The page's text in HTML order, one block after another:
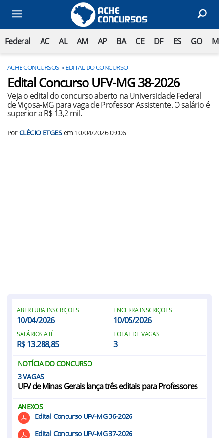
Federal AC AL AM AP BA CE DF ES GO
ACHE CONCURSOS EDITAL DO CONCURSO
Edital Concurso UFV-MG 38-2026
Veja o edital do concurso aberto na Universidade Federal
de Viçosa-MG para vaga de Professor Assistente. O salário é
superior a R$ 13,2 mil.
PorCLÉCIO ETGESem 10/04/2026 09:06
ABERTURA INSCRIÇÕES
10/04/2026
ENCERRA INSCRIÇÕES
10/05/2026
SALÁRIOS ATÉ
R$ 13.288,85
TOTAL DE VAGAS
3
NOTÍCIA DO CONCURSO
3
UFV de Minas Gerais lança três editais para Professores
ANEXOS
Edital Concurso UFV-MG 36-2026
Edital Concurso UFV-MG 37-2026